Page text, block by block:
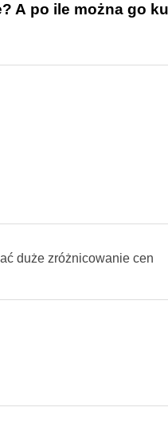
A po ile można go
duże zróżnicowanie cen